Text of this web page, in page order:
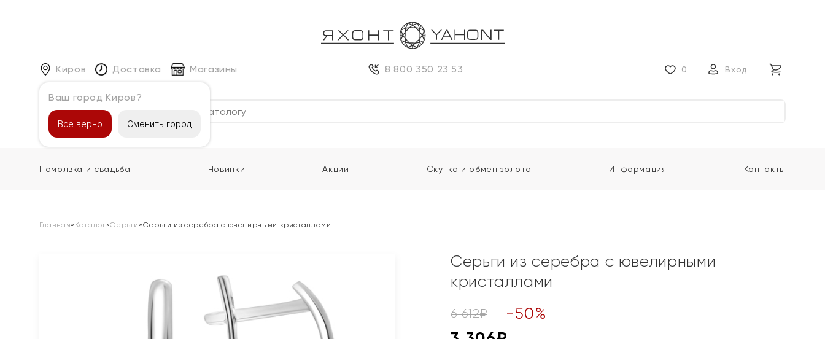
Киров
Ваш город Киров?
Все верно Сменить город
Доставка Магазины 8 800 350 23 53 0 Вход
Каталог
Помолвка и свадьба Новинки Акции Скупка и обмен золота Информация Контакты
Главная» Каталог»Серьги »Серьги из серебра с ювелирными кристаллами
Серьги из серебра с ювелирными
кристаллами
6 612₽ -50%